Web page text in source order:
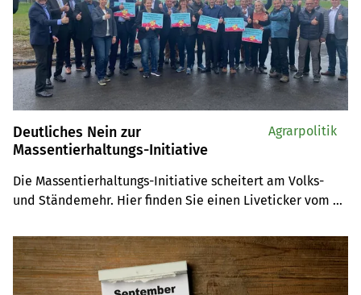
Deutliches Nein zur
Massentierhaltungs-Initiative
Die Massentierhaltungs-Initiative scheitert am Volks-
und Ständemehr. Hier finden Sie einen Liveticker vom
Reaktionen zum klaren Nein.
Agrarpolitik